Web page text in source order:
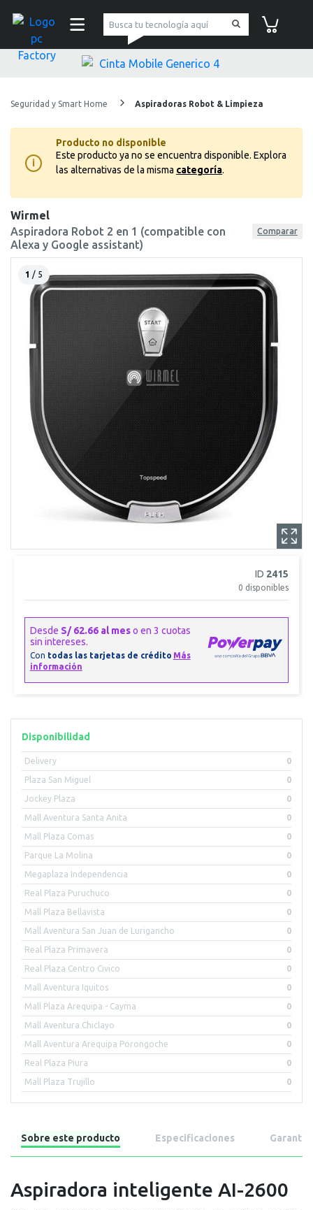
pc Factory
Seguridad y Smart Home Aspiradoras Robot & Limpieza
i
Producto no disponible
Este producto ya no se encuentra disponible. Explora
las alternativas de la misma categoría.
Wirmel
Aspiradora Robot 2 en 1 (compatible con
Alexa y Google assistant)
Comparar
1 / 5
Disponibilidad
Delivery 0
Plaza San Miguel 0
Jockey Plaza 0
Mall Aventura Santa Anita 0
Mall Plaza Comas 0
Parque La Molina 0
Megaplaza Independencia 0
Real Plaza Puruchuco 0
Mall Plaza Bellavista 0
Mall Aventura San Juan de Lurigancho 0
Real Plaza Primavera 0
Real Plaza Centro Civico 0
Mall Aventura Iquitos 0
Mall Plaza Arequipa - Cayma 0
Mall Aventura Chiclayo 0
Mall Aventura Arequipa Porongoche 0
Real Plaza Piura 0
Mall Plaza Trujillo 0
ID 2415
0 disponibles
Sobre este producto Especificaciones Garantía
Aspiradora inteligente AI-2600